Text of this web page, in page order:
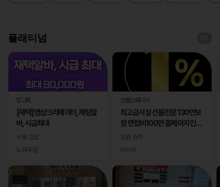
플래티넘
망고톡
[재택]영상크리에이터, 채팅알
바, 시급최대
서울 강남
노래주점
선물스웨디시
최고급시설 선불전문 130만보
장 면접비100만 홈페이지인증
완료
강원 원주
마사지